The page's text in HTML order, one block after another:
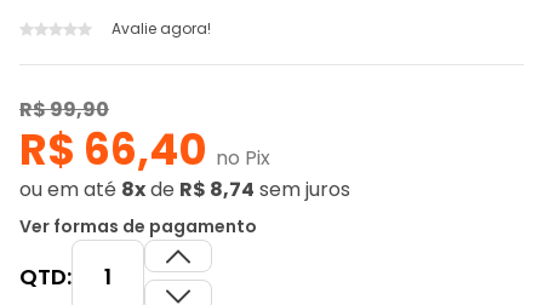
Avalie agora!
R$ 99,90
R$ 66,40 no Pix
ouem até 8xde R$ 8,74 sem juros
Ver formas de pagamento
QTD: